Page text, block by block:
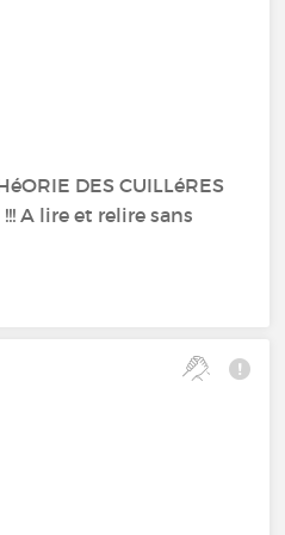
DES CUILLéRES
A lire et relire sans